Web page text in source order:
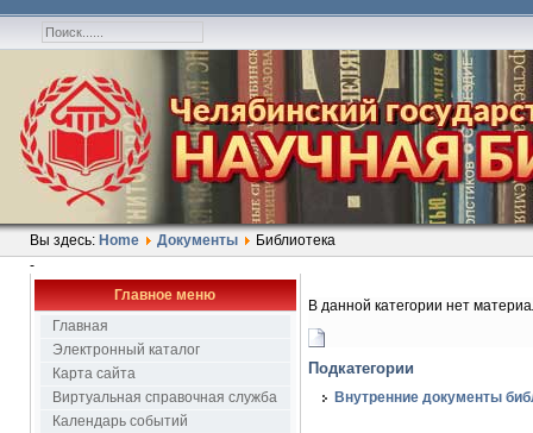
Вы здесь: Home Документы
Библиотека
-
Главное меню
Главная
Электронный каталог
Карта сайта
Виртуальная справочная служба
Календарь событий
В данной категории нет
Подкатегории
Внутренние документы